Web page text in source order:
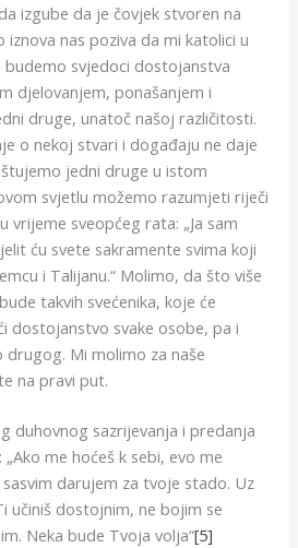
izgube da je čovjek stvoren na
iznova nas poziva da mi katolici u
budemo svjedoci dostojanstva
djelovanjem, ponašanjem i
druge, unatoč našoj različitosti.
o nekoj stvari i događaju ne daje
jedni druge u istom
svjetlu možemo razumjeti riječi
vrijeme sveopćeg rata: „Ja sam
ću svete sakramente svima koji
i Talijanu.“ Molimo, da što više
takvih svećenika, koje će
dostojanstvo svake osobe, pa i
Mi molimo za naše
na pravi put.
duhovnog sazrijevanja i predanja
me hoćeš k sebi, evo me
darujem za tvoje stado. Uz
učiniš dostojnim, ne bojim se
Neka bude Tvoja volja“[5]